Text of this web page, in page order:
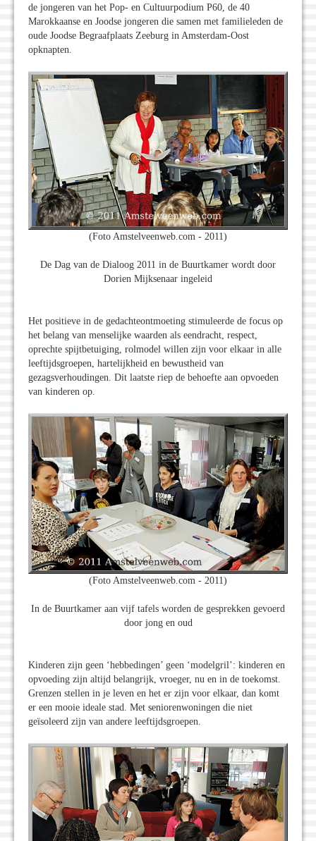
de jongeren van het Pop- en Cultuurpodium P60, de 40
Marokkaanse en Joodse jongeren die samen met familieleden de
oude Joodse Begraafplaats Zeeburg in Amsterdam-Oost
opknapten.
(Foto Amstelveenweb.com - 2011)
De Dag van de Dialoog 2011 in de Buurtkamer wordt door
Dorien Mijksenaar ingeleid
Het positieve in de gedachteontmoeting stimuleerde de focus op
het belang van menselijke waarden als eendracht, respect,
oprechte spijtbetuiging, rolmodel willen zijn voor elkaar in alle
leeftijdsgroepen, hartelijkheid en bewustheid van
gezagsverhoudingen. Dit laatste riep de behoefte aan opvoeden
van kinderen op.
(Foto Amstelveenweb.com - 2011)
In de Buurtkamer aan vijf tafels worden de gesprekken gevoerd
door jong en oud
Kinderen zijn geen ‘hebbedingen’ geen ‘modelgril’: kinderen en
opvoeding zijn altijd belangrijk, vroeger, nu en in de toekomst.
Grenzen stellen in je leven en het er zijn voor elkaar, dan komt
er een mooie ideale stad. Met seniorenwoningen die niet
geïsoleerd zijn van andere leeftijdsgroepen.